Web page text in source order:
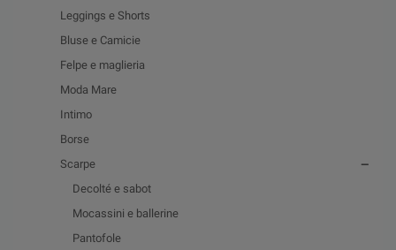
Leggings e Shorts
Bluse e Camicie
Felpe e maglieria
Moda Mare
Intimo
Borse
Scarpe
Decolté e sabot
Mocassini e ballerine
Pantofole